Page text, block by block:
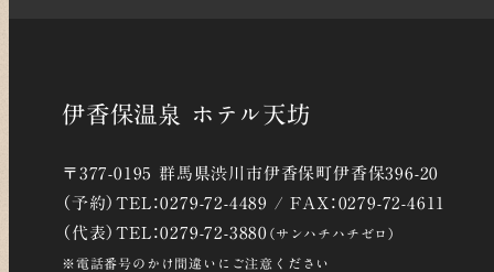
伊香保温泉 ホテル天坊
〒377-0195 群馬県渋川市伊香保町伊香保396-20
（予約）TEL：0279-72-4489 / FAX：0279-72-4611
（代表）TEL：0279-72-3880 （サンハチハチゼロ）
※電話番号のかけ間違いにご注意ください